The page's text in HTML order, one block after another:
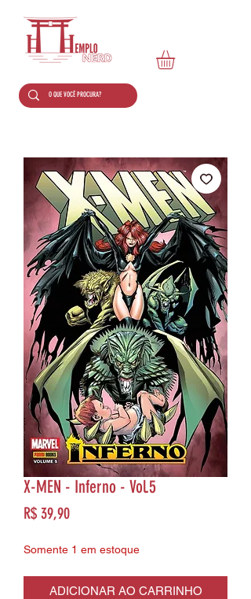
X-MEN - Inferno - Vol.5
R$ 39,90Preço
Somente 1 em estoque
ADICIONAR AO CARRINHO